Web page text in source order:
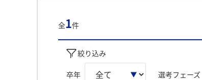
全1件
絞り込み
卒年 選考フェーズ